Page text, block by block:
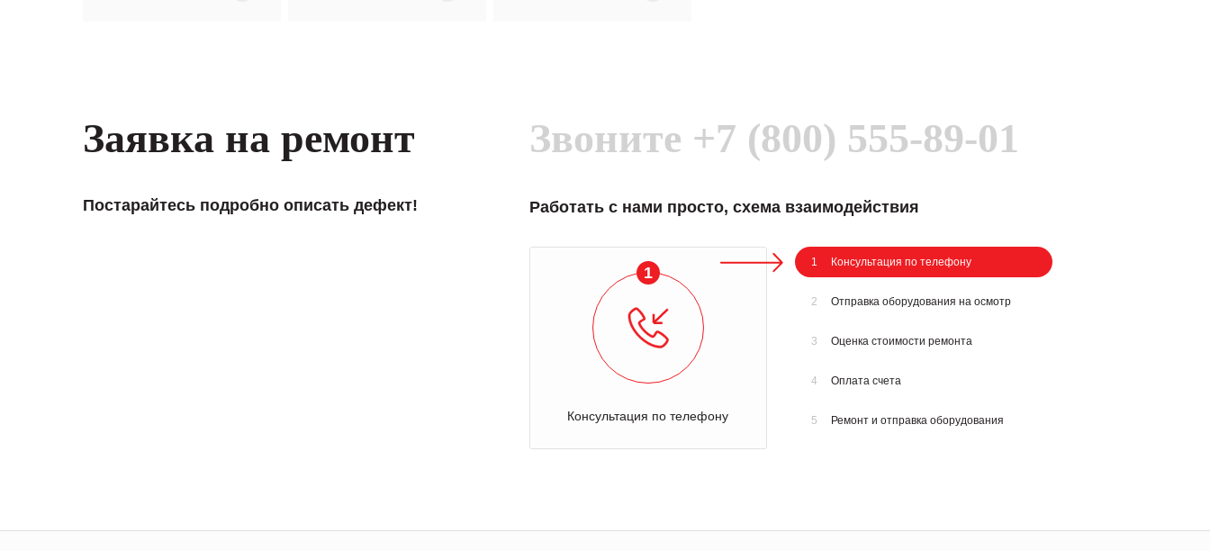
Заявка на ремонт
Постарайтесь подробно описать дефект!
Звоните +7 (800) 555-89-01
Работать с нами просто, схема взаимодействия
1
Консультация по телефону
1 Консультация по телефону
2 Отправка оборудования на осмотр
3 Оценка стоимости ремонта
4 Оплата счета
5 Ремонт и отправка оборудования